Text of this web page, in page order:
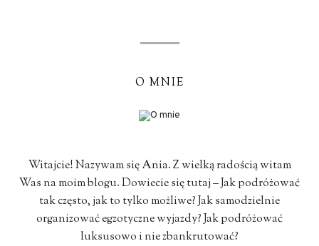
O MNIE
Witajcie! Nazywam się Ania. Z wielką radością witam
Was na moim blogu. Dowiecie się tutaj – Jak podróżować
tak często, jak to tylko możliwe? Jak samodzielnie
organizować egzotyczne wyjazdy? Jak podróżować
luksusowo i nie zbankrutować?